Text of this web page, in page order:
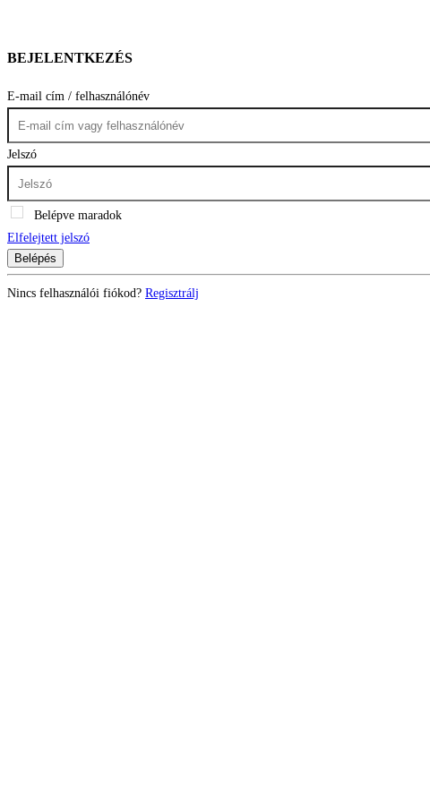
BEJELENTKEZÉS
E-mail cím / felhasználónév
Jelszó
Belépve maradok
Elfelejtett jelszó
Belépés
Nincs felhasználói fiókod? Regisztrálj